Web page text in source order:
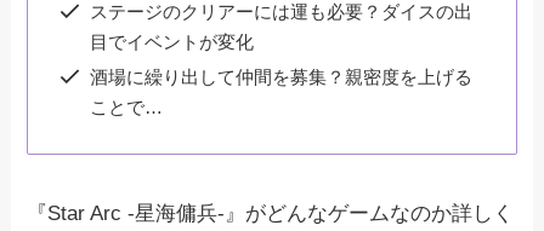
ステージのクリアーには運も必要？ダイスの出
目でイベントが変化
酒場に繰り出して仲間を募集？親密度を上げる
ことで…
『Star Arc -星海傭兵-』がどんなゲームなのか詳しく